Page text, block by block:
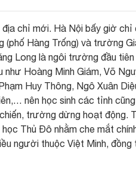
chỉ mới. Hà Nội bấy giờ chỉ
Hàng Trống) và trường
Long là ngôi trường đầu
Hoàng Minh Giám, Võ
Huy Thông, Ngô Xuân
nên học sinh các tỉnh
trường dừng hoạt động.
Thủ Đô nhằm che mắt
người thuộc Việt Minh, đồng